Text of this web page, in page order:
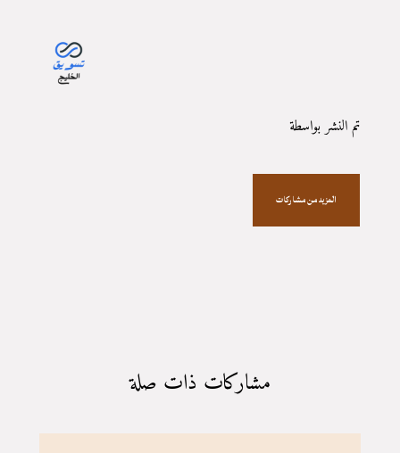
تم النشر بواسطة
المزيد من مشاركات
مشاركات ذات صلة